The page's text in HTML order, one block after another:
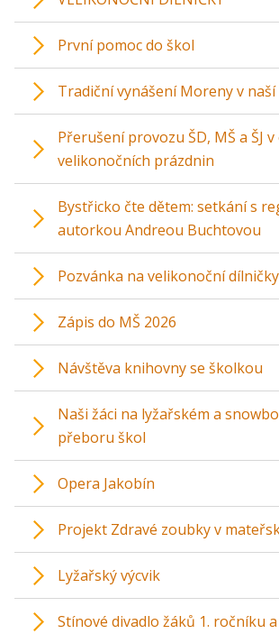
První pomoc do škol
Tradiční vynášení Moreny v naší
Přerušení provozu ŠD, MŠ a ŠJ
velikonočních prázdnin
Bystřicko čte dětem: setkání s
autorkou Andreou Buchtovou
Pozvánka na velikonoční dílničky
Zápis do MŠ 2026
Návštěva knihovny se školkou
Naši žáci na lyžařském a
přeboru škol
Opera Jakobín
Projekt Zdravé zoubky v
Lyžařský výcvik
Stínové divadlo žáků 1. ročníku